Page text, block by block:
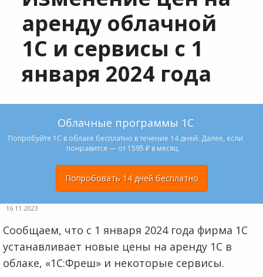
аренду облачной
1С и сервисы с 1
января 2024 года
Облачные программы 1С
Попробуйте 1С в облаке бесплатно в течение 14 дней. Далее, если
понравится — от 1595 ₽ в месяц.
Попробовать 14 дней бесплатно
16.11.2023
Сообщаем, что с 1 января 2024 года фирма 1С
устанавливает новые цены на аренду 1С в
облаке, «1С:Фреш» и некоторые сервисы.